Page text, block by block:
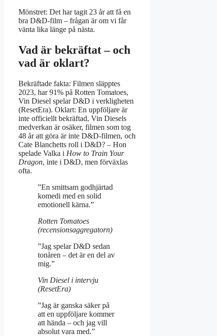
Mönstret: Det har tagit 23 år att få en
bra D&D-film – frågan är om vi får
vänta lika länge på nästa.
Vad är bekräftat – och
vad är oklart?
Bekräftade fakta: Filmen släpptes
2023, har 91% på Rotten Tomatoes,
Vin Diesel spelar D&D i verkligheten
(ResetEra). Oklart: En uppföljare är
inte officiellt bekräftad, Vin Diesels
medverkan är osäker, filmen som tog
48 år att göra är inte D&D-filmen, och
Cate Blanchetts roll i D&D? – Hon
spelade Valka i How to Train Your
Dragon, inte i D&D, men förväxlas
ofta.
”En smittsam godhjärtad
komedi med en solid
emotionell kärna.”
Rotten Tomatoes
(recensionsaggregatorn)
”Jag spelar D&D sedan
tonåren – det är en del av
mig.”
Vin Diesel i intervju
(ResetEra)
”Jag är ganska säker på
att en uppföljare kommer
att hända – och jag vill
absolut vara med.”